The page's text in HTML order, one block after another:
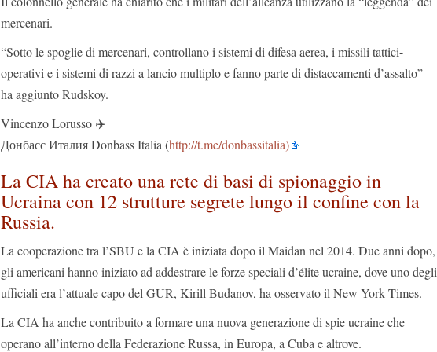
mercenari.
“Sotto le spoglie di mercenari, controllano i sistemi di difesa aerea, i missili tattici-
operativi e i sistemi di razzi a lancio multiplo e fanno parte di distaccamenti d’assalto”
ha aggiunto Rudskoy.
Vincenzo Lorusso ✈️
Донбасс Италия Donbass Italia (http://t.me/donbassitalia)
La CIA ha creato una rete di basi di spionaggio in
Ucraina con 12 strutture segrete lungo il confine con la
Russia.
La cooperazione tra l’SBU e la CIA è iniziata dopo il Maidan nel 2014. Due anni dopo,
gli americani hanno iniziato ad addestrare le forze speciali d’élite ucraine, dove uno degli
ufficiali era l’attuale capo del GUR, Kirill Budanov, ha osservato il New York Times.
La CIA ha anche contribuito a formare una nuova generazione di spie ucraine che
operano all’interno della Federazione Russa, in Europa, a Cuba e altrove.